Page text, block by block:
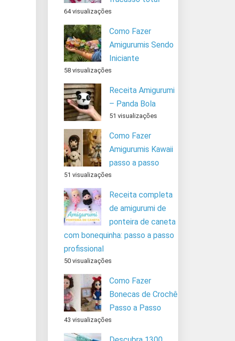
64 visualizações
Como Fazer
Amigurumis Sendo
Iniciante
58 visualizações
Receita Amigurumi
– Panda Bola
51 visualizações
Como Fazer
Amigurumis Kawaii
passo a passo
51 visualizações
Receita completa
de amigurumi de
ponteira de caneta
com bonequinha: passo a passo
profissional
50 visualizações
Como Fazer
Bonecas de Crochê
Passo a Passo
43 visualizações